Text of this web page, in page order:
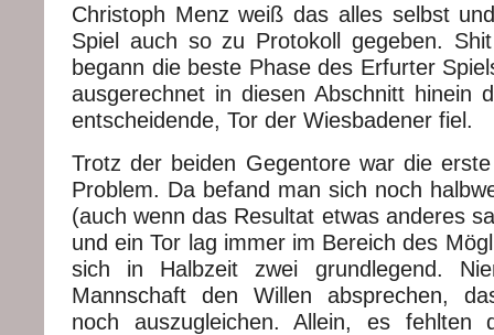
Christoph Menz weiß das alles selbst
Spiel auch so zu Protokoll gegeben.
begann die beste Phase des Erfurter
ausgerechnet in diesen Abschnitt hinein
entscheidende, Tor der Wiesbadener fiel.
Trotz der beiden Gegentore war die
Problem. Da befand man sich noch
(auch wenn das Resultat etwas anderes
und ein Tor lag immer im Bereich des
sich in Halbzeit zwei grundlegend.
Mannschaft den Willen absprechen,
noch auszugleichen. Allein, es fehlten